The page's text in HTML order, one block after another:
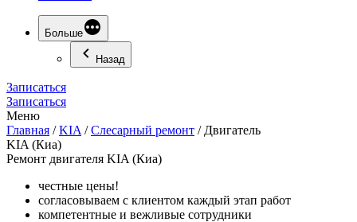
Больше
Назад
Записаться
Записаться
Меню
Главная /KIA /Слесарный ремонт / Двигатель
KIA (Киа)
Ремонт двигателя KIA (Киа)
честные цены!
согласовываем с клиентом каждый этап работ
компетентные и вежливые сотрудники